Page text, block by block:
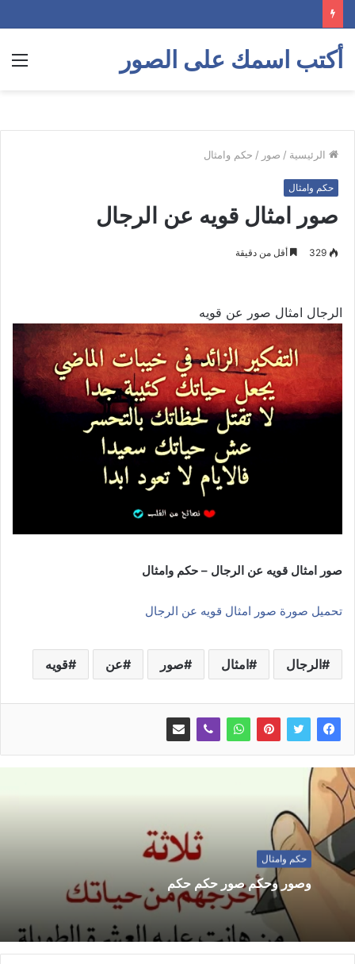
أكتب اسمك على الصور
الرئيسية / صور / حكم وامثال
حكم وامثال
صور امثال قويه عن الرجال
329 أقل من دقيقة
الرجال امثال صور عن قويه
صور امثال قويه عن الرجال – حكم وامثال
تحميل صورة صور امثال قويه عن الرجال
الرجال امثال صور عن قويه
حكم وامثال
وصور وحكم صور حكم حكم